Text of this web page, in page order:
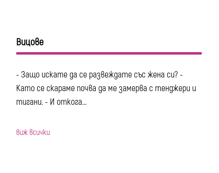
Вицове
- Защо искате да се развеждате със жена си? -
Като се скараме почва да ме замерва с тенджери и
тигани. - И откога...
виж всички